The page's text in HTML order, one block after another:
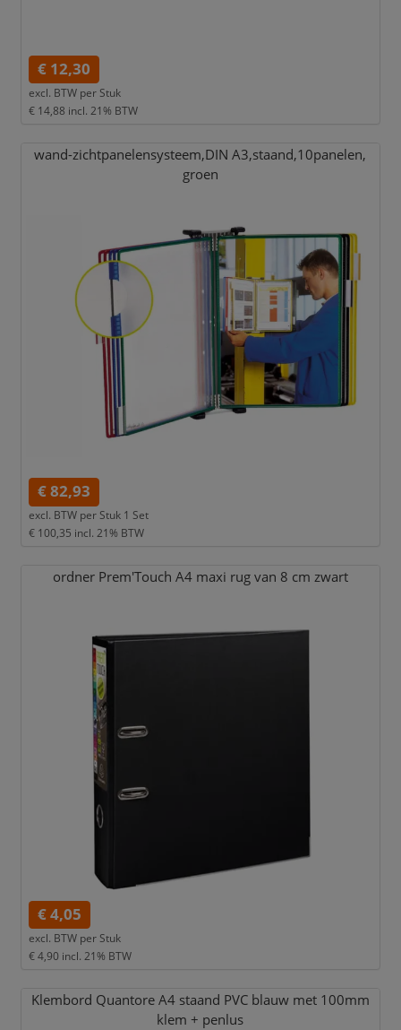
€ 12,30
excl. BTW per Stuk
€ 14,88 incl. 21% BTW
wand-zichtpanelensysteem,DIN A3,staand,10panelen,
groen
€ 82,93
excl. BTW per Stuk 1 Set
€ 100,35 incl. 21% BTW
ordner Prem'Touch A4 maxi rug van 8 cm zwart
€ 4,05
excl. BTW per Stuk
€ 4,90 incl. 21% BTW
Klembord Quantore A4 staand PVC blauw met 100mm
klem + penlus